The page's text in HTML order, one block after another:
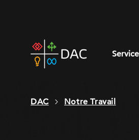
home
page
DAC Notre Travail